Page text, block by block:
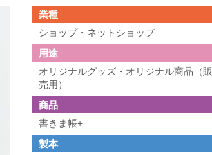
業種
ショップ・ネットショップ
用途
オリジナルグッズ・オリジナル商品（販
売用）
商品
書きま帳+
製本